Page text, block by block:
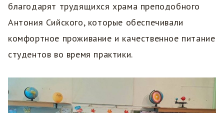
благодарят трудящихся храма преподобного
Антония Сийского, которые обеспечивали
комфортное проживание и качественное питание
студентов во время практики.